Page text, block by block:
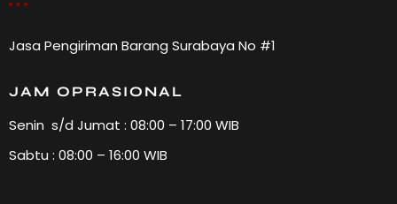
Jasa Pengiriman Barang Surabaya No #1
JAM OPRASIONAL
Senin s/d Jumat : 08:00 – 17:00 WIB
Sabtu : 08:00 – 16:00 WIB